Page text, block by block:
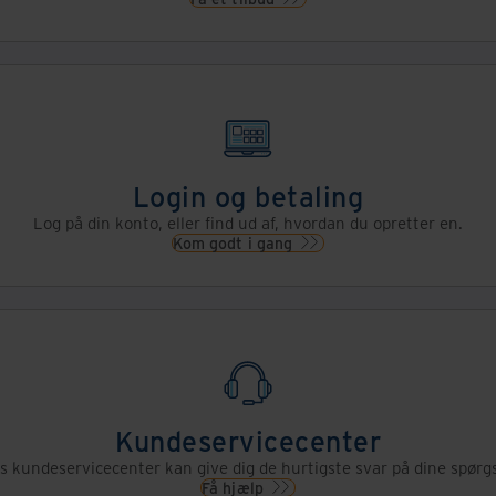
Login og betaling
Log på din konto, eller find ud af, hvordan du opretter en.
Kom godt i gang
Kundeservicecenter
kundeservicecenter kan give dig de hurtigste svar på dine
Få hjælp